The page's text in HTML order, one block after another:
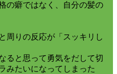
の癖ではなく、自分の髪の
周りの反応が「スッキリし
ると思って勇気をだして切
みたいになってしまった